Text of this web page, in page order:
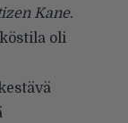
Kane.
oli